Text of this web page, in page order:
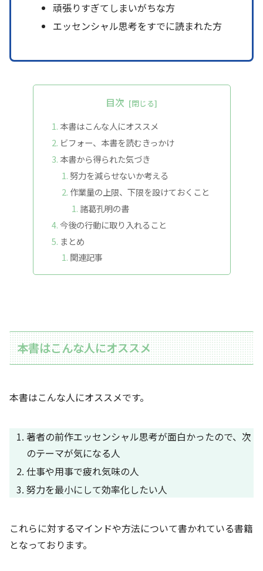
頑張りすぎてしまいがちな方
エッセンシャル思考をすでに読まれた方
目次
本書はこんな人にオススメ
ビフォー、本書を読むきっかけ
本書から得られた気づき
努力を減らせないか考える
作業量の上限、下限を設けておくこと
諸葛孔明の書
今後の行動に取り入れること
まとめ
関連記事
本書はこんな人にオススメ
本書はこんな人にオススメです。
著者の前作エッセンシャル思考が面白かったので、次
のテーマが気になる人
仕事や用事で疲れ気味の人
努力を最小にして効率化したい人
これらに対するマインドや方法について書かれている書籍
となっております。